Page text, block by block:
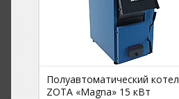
Полуавтоматический котел
ZOTA «Magna» 15 кВт